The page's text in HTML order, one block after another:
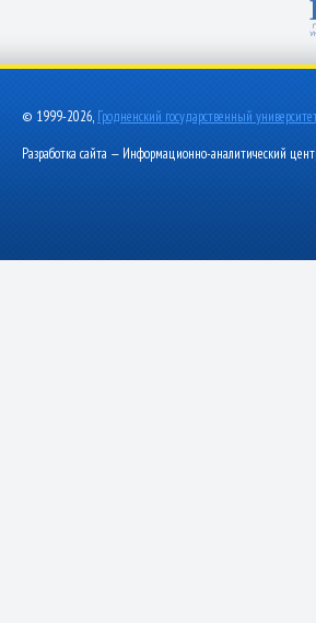
© 1999-2026, Гродненский государственный
Разработка сайта — Информационно-аналитический